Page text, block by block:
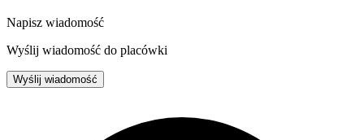
Napisz wiadomość
Wyślij wiadomość do placówki
Wyślij wiadomość